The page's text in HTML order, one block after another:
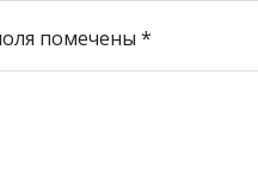
помечены *